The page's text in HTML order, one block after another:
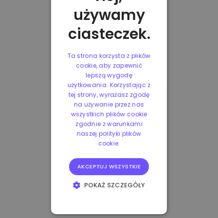
używamy
ciasteczek.
Ta strona korzysta z plików
cookie, aby zapewnić
lepszą wygodę
użytkowania. Korzystając z
tej strony, wyrażasz zgodę
na używanie przez nas
wszystkich plików cookie
zgodnie z warunkami
naszej polityki plików
cookie.
AKCEPTUJ WSZYSTKIE
POKAŻ SZCZEGÓŁY